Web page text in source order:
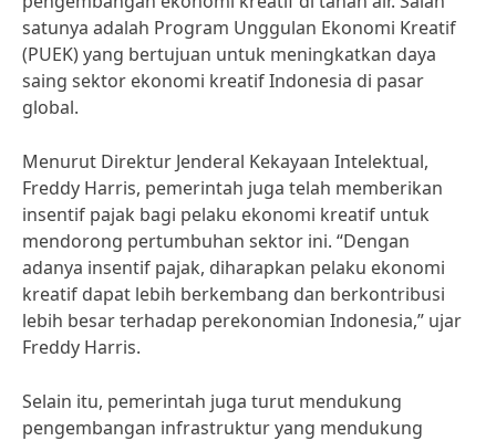
satunya adalah Program Unggulan Ekonomi Kreatif
(PUEK) yang bertujuan untuk meningkatkan daya
saing sektor ekonomi kreatif Indonesia di pasar
global.
Menurut Direktur Jenderal Kekayaan Intelektual,
Freddy Harris, pemerintah juga telah memberikan
insentif pajak bagi pelaku ekonomi kreatif untuk
mendorong pertumbuhan sektor ini. “Dengan
adanya insentif pajak, diharapkan pelaku ekonomi
kreatif dapat lebih berkembang dan berkontribusi
lebih besar terhadap perekonomian Indonesia,” ujar
Freddy Harris.
Selain itu, pemerintah juga turut mendukung
pengembangan infrastruktur yang mendukung